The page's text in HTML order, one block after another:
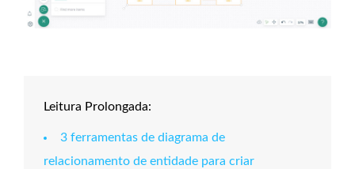
Leitura Prolongada:
3 ferramentas de diagrama de
relacionamento de entidade para criar